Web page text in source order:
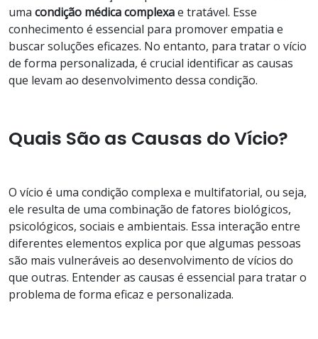
uma condição médica complexae tratável. Esse
conhecimento é essencial para promover empatia e
buscar soluções eficazes. No entanto, para tratar o vício
de forma personalizada, é crucial identificar as causas
que levam ao desenvolvimento dessa condição.
Quais São as Causas do Vício?
O vício é uma condição complexa e multifatorial, ou seja,
ele resulta de uma combinação de fatores biológicos,
psicológicos, sociais e ambientais. Essa interação entre
diferentes elementos explica por que algumas pessoas
são mais vulneráveis ao desenvolvimento de vícios do
que outras. Entender as causas é essencial para tratar o
problema de forma eficaz e personalizada.